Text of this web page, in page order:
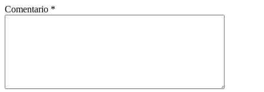
Comentario *